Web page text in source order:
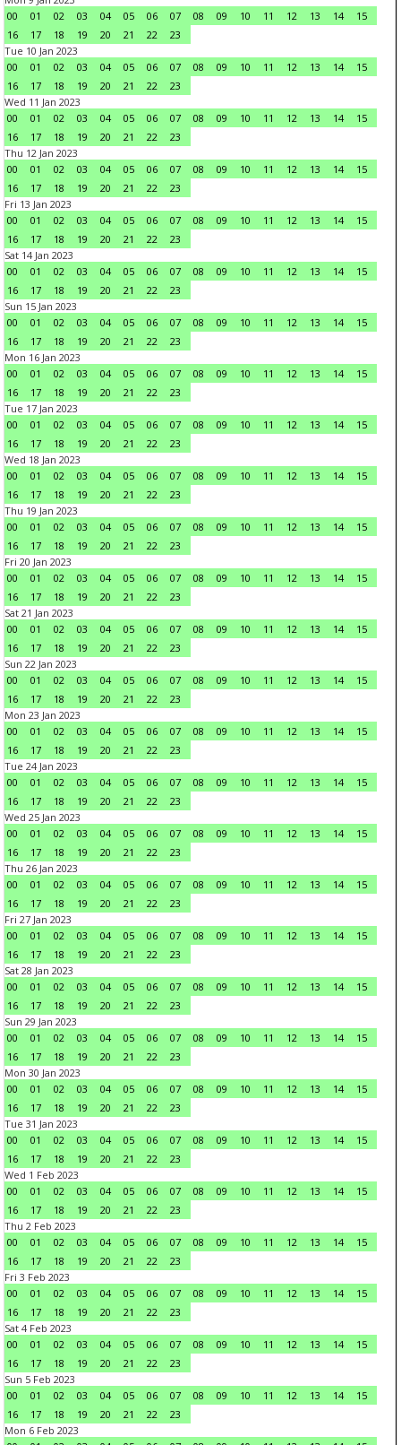
00
01 02 03 04 05 06 07 08 09 10 11 12 13 14
15
16
17 18 19 20 21 22
23
Tue 10 Jan 2023
00
01 02 03 04 05 06 07 08 09 10 11 12 13 14
15
16
17 18 19 20 21 22
23
Wed 11 Jan 2023
00
01 02 03 04 05 06 07 08 09 10 11 12 13 14
15
16
17 18 19 20 21 22
23
Thu 12 Jan 2023
00
01 02 03 04 05 06 07 08 09 10 11 12 13 14
15
16
17 18 19 20 21 22
23
Fri 13 Jan 2023
00
01 02 03 04 05 06 07 08 09 10 11 12 13 14
15
16
17 18 19 20 21 22
23
Sat 14 Jan 2023
00
01 02 03 04 05 06 07 08 09 10 11 12 13 14
15
16
17 18 19 20 21 22
23
Sun 15 Jan 2023
00
01 02 03 04 05 06 07 08 09 10 11 12 13 14
15
16
17 18 19 20 21 22
23
Mon 16 Jan 2023
00
01 02 03 04 05 06 07 08 09 10 11 12 13 14
15
16
17 18 19 20 21 22
23
Tue 17 Jan 2023
00
01 02 03 04 05 06 07 08 09 10 11 12 13 14
15
16
17 18 19 20 21 22
23
Wed 18 Jan 2023
00
01 02 03 04 05 06 07 08 09 10 11 12 13 14
15
16
17 18 19 20 21 22
23
Thu 19 Jan 2023
00
01 02 03 04 05 06 07 08 09 10 11 12 13 14
15
16
17 18 19 20 21 22
23
Fri 20 Jan 2023
00
01 02 03 04 05 06 07 08 09 10 11 12 13 14
15
16
17 18 19 20 21 22
23
Sat 21 Jan 2023
00
01 02 03 04 05 06 07 08 09 10 11 12 13 14
15
16
17 18 19 20 21 22
23
Sun 22 Jan 2023
00
01 02 03 04 05 06 07 08 09 10 11 12 13 14
15
16
17 18 19 20 21 22
23
Mon 23 Jan 2023
00
01 02 03 04 05 06 07 08 09 10 11 12 13 14
15
16
17 18 19 20 21 22
23
Tue 24 Jan 2023
00
01 02 03 04 05 06 07 08 09 10 11 12 13 14
15
16
17 18 19 20 21 22
23
Wed 25 Jan 2023
00
01 02 03 04 05 06 07 08 09 10 11 12 13 14
15
16
17 18 19 20 21 22
23
Thu 26 Jan 2023
00
01 02 03 04 05 06 07 08 09 10 11 12 13 14
15
16
17 18 19 20 21 22
23
Fri 27 Jan 2023
00
01 02 03 04 05 06 07 08 09 10 11 12 13 14
15
16
17 18 19 20 21 22
23
Sat 28 Jan 2023
00
01 02 03 04 05 06 07 08 09 10 11 12 13 14
15
16
17 18 19 20 21 22
23
Sun 29 Jan 2023
00
01 02 03 04 05 06 07 08 09 10 11 12 13 14
15
16
17 18 19 20 21 22
23
Mon 30 Jan 2023
00
01 02 03 04 05 06 07 08 09 10 11 12 13 14
15
16
17 18 19 20 21 22
23
Tue 31 Jan 2023
00
01 02 03 04 05 06 07 08 09 10 11 12 13 14
15
16
17 18 19 20 21 22
23
Wed 1 Feb 2023
00
01 02 03 04 05 06 07 08 09 10 11 12 13 14
15
16
17 18 19 20 21 22
23
Thu 2 Feb 2023
00
01 02 03 04 05 06 07 08 09 10 11 12 13 14
15
16
17 18 19 20 21 22
23
Fri 3 Feb 2023
00
01 02 03 04 05 06 07 08 09 10 11 12 13 14
15
16
17 18 19 20 21 22
23
Sat 4 Feb 2023
00
01 02 03 04 05 06 07 08 09 10 11 12 13 14
15
16
17 18 19 20 21 22
23
Sun 5 Feb 2023
00
01 02 03 04 05 06 07 08 09 10 11 12 13 14
15
16
17 18 19 20 21 22
23
Mon 6 Feb 2023